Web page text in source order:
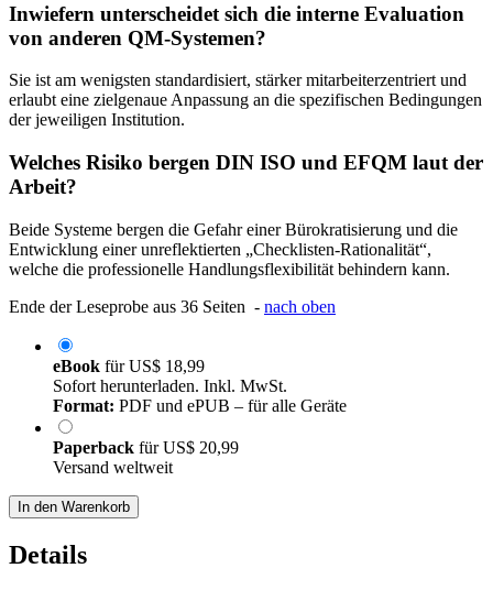
Inwiefern unterscheidet sich die interne Evaluation
von anderen QM-Systemen?
Sie ist am wenigsten standardisiert, stärker mitarbeiterzentriert und
erlaubt eine zielgenaue Anpassung an die spezifischen Bedingungen
der jeweiligen Institution.
Welches Risiko bergen DIN ISO und EFQM laut der
Arbeit?
Beide Systeme bergen die Gefahr einer Bürokratisierung und die
Entwicklung einer unreflektierten „Checklisten-Rationalität“,
welche die professionelle Handlungsflexibilität behindern kann.
Ende der Leseprobe aus 36 Seiten - nach oben
eBook fürUS$ 18,99
Sofort herunterladen. Inkl. MwSt.
Format: PDF und ePUB – für alle Geräte
Paperback fürUS$ 20,99
Versand weltweit
In den Warenkorb
Details